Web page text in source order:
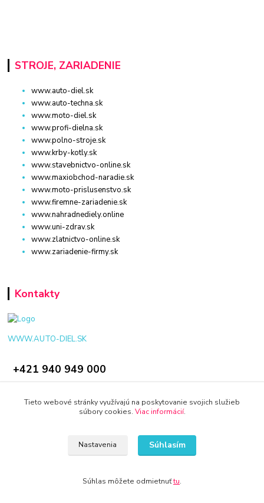
STROJE, ZARIADENIE
www.auto-diel.sk
www.auto-techna.sk
www.moto-diel.sk
www.profi-dielna.sk
www.polno-stroje.sk
www.krby-kotly.sk
www.stavebnictvo-online.sk
www.maxiobchod-naradie.sk
www.moto-prislusenstvo.sk
www.firemne-zariadenie.sk
www.nahradnediely.online
www.uni-zdrav.sk
www.zlatnictvo-online.sk
www.zariadenie-firmy.sk
Kontakty
WWW.AUTO-DIEL.SK
+421 940 949 000
© 2024 Všetky práva vyhradené KAMENIK.SK
Tieto webové stránky využívajú na poskytovanie svojich služieb
súbory cookies. Viac informácií.
Nastavenia Súhlasím
Súhlas môžete odmietnuťtu.